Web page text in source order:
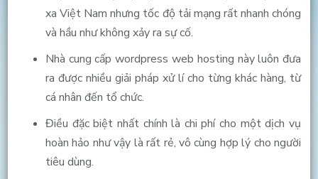
xa Việt Nam nhưng tốc độ tải mạng rất nhanh chóng
và hầu như không xảy ra sự cố.
Nhà cung cấp wordpress web hosting này luôn đưa
ra được nhiều giải pháp xử lí cho từng khác hàng, từ
cá nhân đến tổ chức.
Điều đặc biệt nhất chính là chi phí cho một dịch vụ
hoàn hảo như vậy là rất rẻ, vô cùng hợp lý cho người
tiêu dùng.